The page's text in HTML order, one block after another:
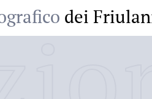
dei